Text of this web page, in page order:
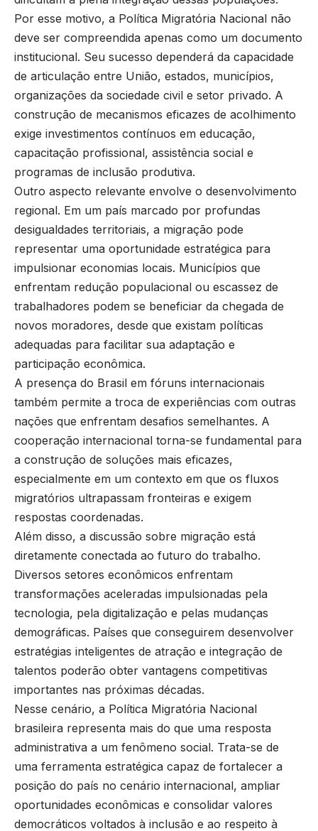
Por esse motivo, a Política Migratória Nacional não
deve ser compreendida apenas como um documento
institucional. Seu sucesso dependerá da capacidade
de articulação entre União, estados, municípios,
organizações da sociedade civil e setor privado. A
construção de mecanismos eficazes de acolhimento
exige investimentos contínuos em educação,
capacitação profissional, assistência social e
programas de inclusão produtiva.
Outro aspecto relevante envolve o desenvolvimento
regional. Em um país marcado por profundas
desigualdades territoriais, a migração pode
representar uma oportunidade estratégica para
impulsionar economias locais. Municípios que
enfrentam redução populacional ou escassez de
trabalhadores podem se beneficiar da chegada de
novos moradores, desde que existam políticas
adequadas para facilitar sua adaptação e
participação econômica.
A presença do Brasil em fóruns internacionais
também permite a troca de experiências com outras
nações que enfrentam desafios semelhantes. A
cooperação internacional torna-se fundamental para
a construção de soluções mais eficazes,
especialmente em um contexto em que os fluxos
migratórios ultrapassam fronteiras e exigem
respostas coordenadas.
Além disso, a discussão sobre migração está
diretamente conectada ao futuro do trabalho.
Diversos setores econômicos enfrentam
transformações aceleradas impulsionadas pela
tecnologia, pela digitalização e pelas mudanças
demográficas. Países que conseguirem desenvolver
estratégias inteligentes de atração e integração de
talentos poderão obter vantagens competitivas
importantes nas próximas décadas.
Nesse cenário, a Política Migratória Nacional
brasileira representa mais do que uma resposta
administrativa a um fenômeno social. Trata-se de
uma ferramenta estratégica capaz de fortalecer a
posição do país no cenário internacional, ampliar
oportunidades econômicas e consolidar valores
democráticos voltados à inclusão e ao respeito à